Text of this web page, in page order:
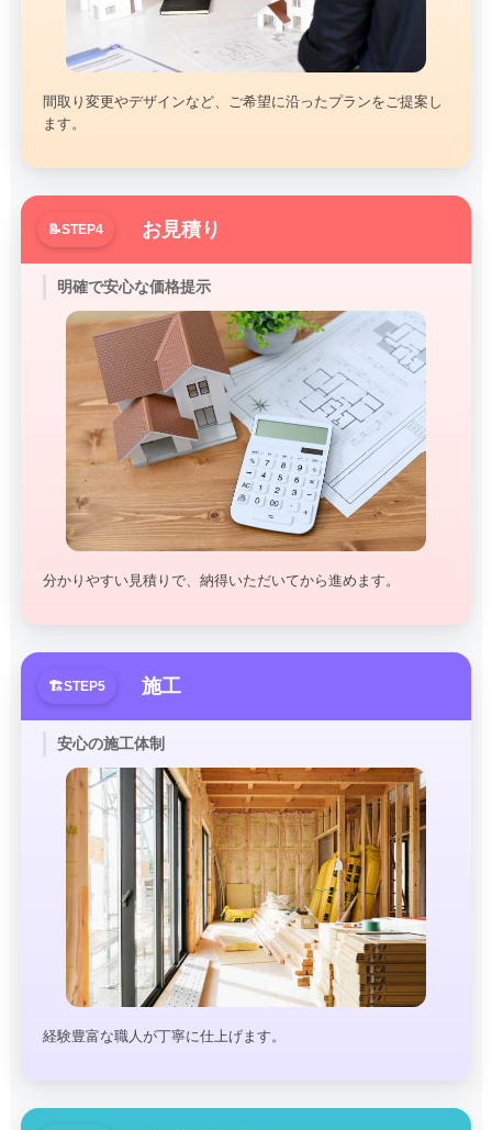
間取り変更やデザインなど、ご希望に沿ったプランをご提案し
ます。
お見積り
明確で安心な価格提示
分かりやすい見積りで、納得いただいてから進めます。
施工
安心の施工体制
経験豊富な職人が丁寧に仕上げます。